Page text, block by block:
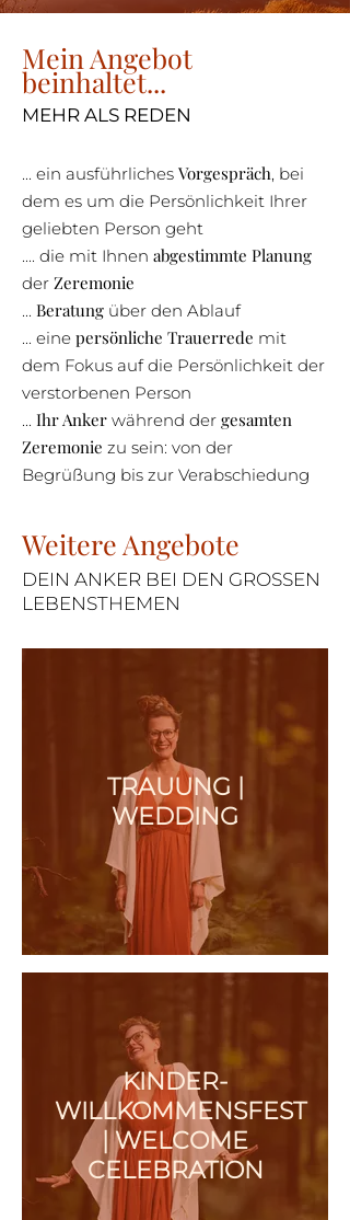
Mein Angebot
beinhaltet...
MEHR ALS REDEN
... ein ausführliches Vorgespräch, bei
dem es um die Persönlichkeit Ihrer
geliebten Person geht
.... die mit Ihnen abgestimmte Planung
der Zeremonie
... Beratung über den Ablauf
... eine persönliche Trauerrede mit
dem Fokus auf die Persönlichkeit der
verstorbenen Person
... Ihr Anker während der gesamten
Zeremonie zu sein: von der
Begrüßung bis zur Verabschiedung
Weitere Angebote
DEIN ANKER BEI DEN GROSSEN
LEBENSTHEMEN
TRAUUNG |
WEDDING
KINDER-
WILLKOMMENSFEST
| WELCOME
CELEBRATION